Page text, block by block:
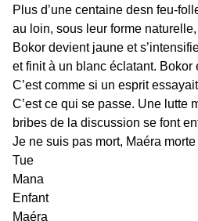
Plus d’une centaine desn feu-
au loin, sous leur forme
Bokor devient jaune et
et finit à un blanc éclatant. Bokor
C’est comme si un esprit
C’est ce qui se passe. Une lutte
bribes de la discussion se font
Je ne suis pas mort, Maéra morte
Tue
Mana
Enfant
Maéra